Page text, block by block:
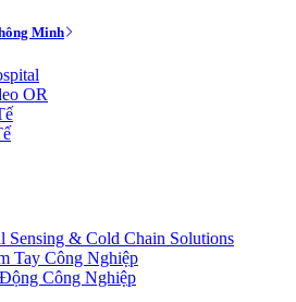
Minh
OR
Sensing & Cold Chain Solutions
Tay Công Nghiệp
Công Nghiệp